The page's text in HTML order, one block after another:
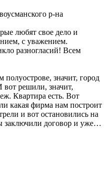
р-на
любят свое дело и
с уважением.
разногласий! Всем
значит, город
решили, значит,
Квартира есть. Вот
какая фирма нам построит
и вот остановились на
заключили договор и уже…